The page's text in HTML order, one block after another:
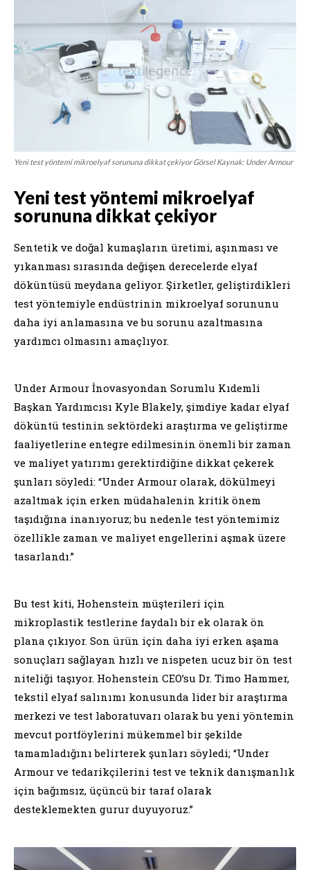
Yeni test yöntemi mikroelyaf sorununa dikkat çekiyor Görsel Kaynak: Under Armour
Yeni test yöntemi mikroelyaf
sorununa dikkat çekiyor
Sentetik ve doğal kumaşların üretimi, aşınması ve
yıkanması sırasında değişen derecelerde elyaf
döküntüsü meydana geliyor. Şirketler, geliştirdikleri
test yöntemiyle endüstrinin mikroelyaf sorununu
daha iyi anlamasına ve bu sorunu azaltmasına
yardımcı olmasını amaçlıyor.
Under Armour İnovasyondan Sorumlu Kıdemli
Başkan Yardımcısı Kyle Blakely, şimdiye kadar elyaf
döküntü testinin sektördeki araştırma ve geliştirme
faaliyetlerine entegre edilmesinin önemli bir zaman
ve maliyet yatırımı gerektirdiğine dikkat çekerek
şunları söyledi: “Under Armour olarak, dökülmeyi
azaltmak için erken müdahalenin kritik önem
taşıdığına inanıyoruz; bu nedenle test yöntemimiz
özellikle zaman ve maliyet engellerini aşmak üzere
tasarlandı.”
Bu test kiti, Hohenstein müşterileri için
mikroplastik testlerine faydalı bir ek olarak ön
plana çıkıyor. Son ürün için daha iyi erken aşama
sonuçları sağlayan hızlı ve nispeten ucuz bir ön test
niteliği taşıyor. Hohenstein CEO’su Dr. Timo Hammer,
tekstil elyaf salınımı konusunda lider bir araştırma
merkezi ve test laboratuvarı olarak bu yeni yöntemin
mevcut portföylerini mükemmel bir şekilde
tamamladığını belirterek şunları söyledi; “Under
Armour ve tedarikçilerini test ve teknik danışmanlık
için bağımsız, üçüncü bir taraf olarak
desteklemekten gurur duyuyoruz.”